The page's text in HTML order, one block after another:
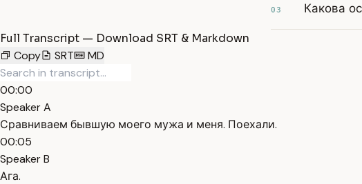
03 Какова
Full Transcript — Download SRT & Markdown
Copy
SRT MD
00:00
Speaker A
Сравниваем бывшую моего мужа и меня. Поехали.
00:05
Speaker B
Ага.